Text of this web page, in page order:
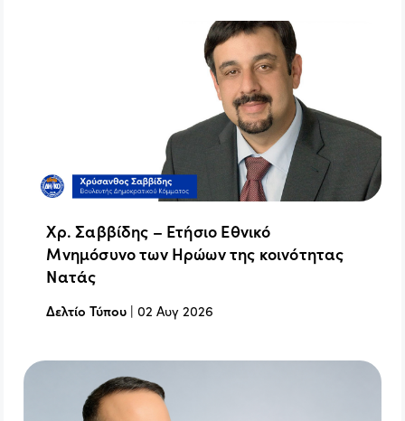
Χρ. Σαββίδης – Ετήσιο Εθνικό
Μνημόσυνο των Ηρώων της κοινότητας
Νατάς
Δελτίο Τύπου |02 Αυγ 2026